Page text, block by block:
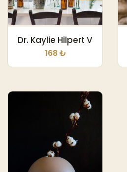
Dr. Kaylie Hilpert V
168 ₺